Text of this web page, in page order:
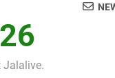
Ini Pukul 22.00 WIB
01.30 WIB
Duel Menarik Dua Tim
Jalalive.